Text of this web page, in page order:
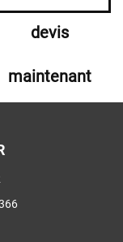
devis
maintenant